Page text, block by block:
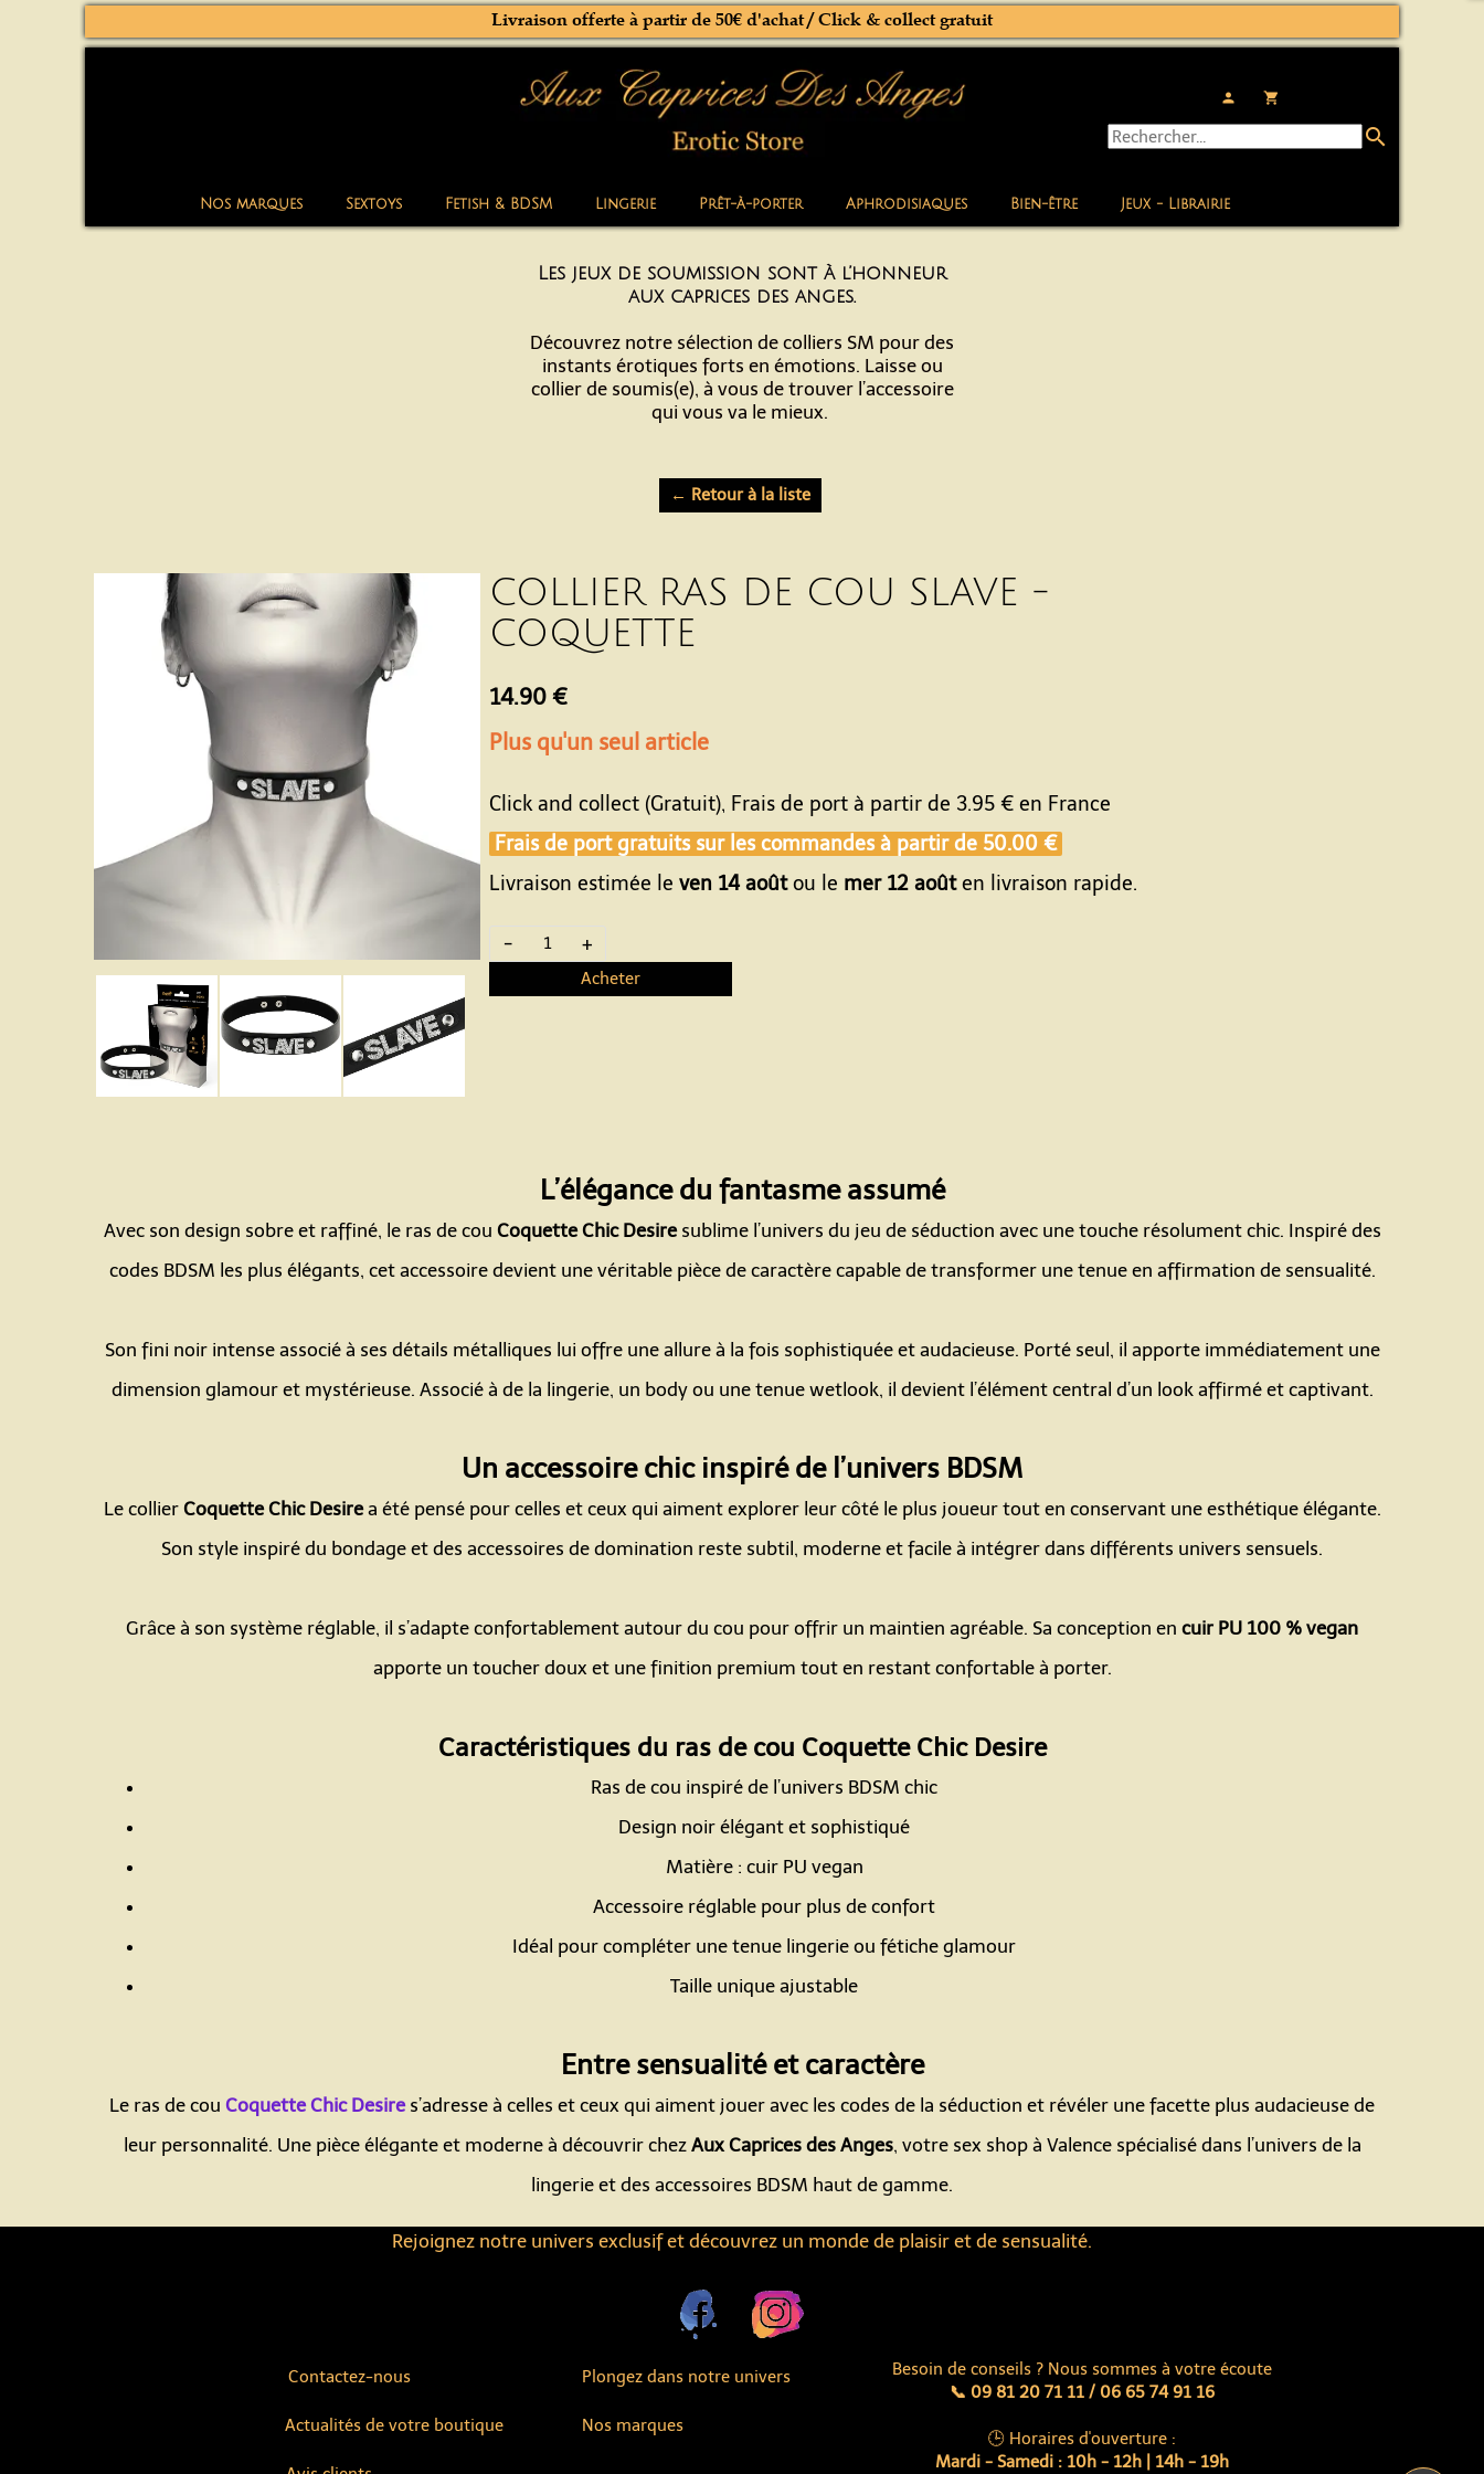
Nos marques Sextoys Fetish & BDSM Lingerie Prêt-à-porter Aphrodisiaques Bien-être Jeux - Librairie
person local_grocery_store
Contactez-nous
Actualités de votre boutique Nos marques
Livraison offerte à partir de 50€ d'achat / Click & collect gratuit
search
Rejoignez notre univers exclusif et découvrez un monde de plaisir et de sensualité.
Besoin de conseils ? Nous sommes à votre écoute
📞 09 81 20 71 11 / 06 65 74 91 16
🕒 Horaires d'ouverture :
Mardi - Samedi : 10h - 12h | 14h - 19h
Plongez dans notre univers
Les jeux de soumission sont à l’honneur
aux caprices des anges.
Découvrez notre sélection de colliers SM pour des
instants érotiques forts en émotions. Laisse ou
collier de soumis(e), à vous de trouver l’accessoire
qui vous va le mieux.
← Retour à la liste
COLLIER RAS DE COU SLAVE -
COQUETTE
14.90 €
Plus qu'un seul article
Click and collect (Gratuit), Frais de port à partir de 3.95 € en France
Frais de port gratuits sur les commandes à partir de 50.00 €
Livraison estimée le ven 14 aoûtou le mer 12 aoûten livraison rapide.
- +
Acheter
L’élégance du fantasme assumé
Avec son design sobre et raffiné, le ras de cou Coquette Chic Desiresublime l’univers du jeu de séduction avec une touche résolument chic. Inspiré des
codes BDSM les plus élégants, cet accessoire devient une véritable pièce de caractère capable de transformer une tenue en affirmation de sensualité.
Son fini noir intense associé à ses détails métalliques lui offre une allure à la fois sophistiquée et audacieuse. Porté seul, il apporte immédiatement une
dimension glamour et mystérieuse. Associé à de la lingerie, un body ou une tenue wetlook, il devient l’élément central d’un look affirmé et captivant.
Un accessoire chic inspiré de l’univers BDSM
Le collier Coquette Chic Desirea été pensé pour celles et ceux qui aiment explorer leur côté le plus joueur tout en conservant une esthétique élégante.
Son style inspiré du bondage et des accessoires de domination reste subtil, moderne et facile à intégrer dans différents univers sensuels.
Grâce à son système réglable, il s’adapte confortablement autour du cou pour offrir un maintien agréable. Sa conception en cuir PU 100 % vegan
apporte un toucher doux et une finition premium tout en restant confortable à porter.
Caractéristiques du ras de cou Coquette Chic Desire
Ras de cou inspiré de l’univers BDSM chic
Design noir élégant et sophistiqué
Matière : cuir PU vegan
Accessoire réglable pour plus de confort
Idéal pour compléter une tenue lingerie ou fétiche glamour
Taille unique ajustable
Entre sensualité et caractère
Le ras de cou Coquette Chic Desires’adresse à celles et ceux qui aiment jouer avec les codes de la séduction et révéler une facette plus audacieuse de
leur personnalité. Une pièce élégante et moderne à découvrir chez Aux Caprices des Anges, votre sex shop à Valence spécialisé dans l’univers de la
lingerie et des accessoires BDSM haut de gamme.